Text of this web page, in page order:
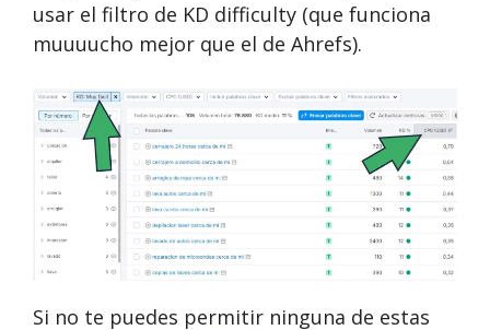
usar el filtro de KD difficulty (que funciona
muuuucho mejor que el de Ahrefs).
Si no te puedes permitir ninguna de estas